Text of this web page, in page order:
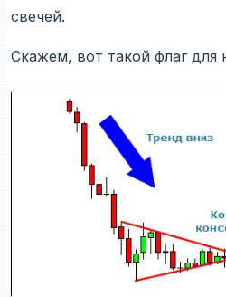
свечей.
Скажем, вот такой флаг для